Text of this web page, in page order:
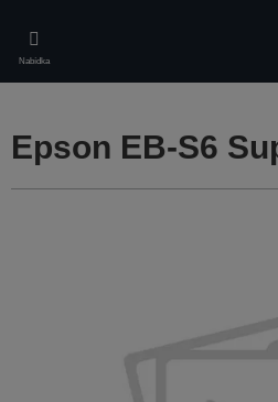
main
content
Nabídka
Epson EB-S6